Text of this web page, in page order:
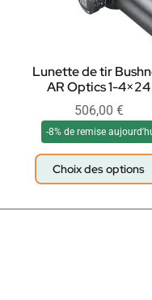
Lunette de tir
AR Optics 1-4×24
506,00 €
-8% de remise
Choix des options